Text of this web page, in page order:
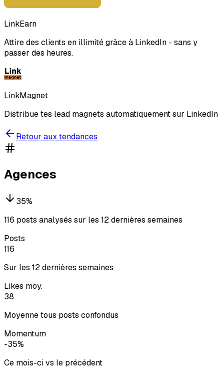
LinkEarn
Attire des clients en illimité grâce à LinkedIn - sans y
passer des heures.
LinkMagnet
Distribue tes lead magnets automatiquement sur LinkedIn
Retour aux tendances
Agences
35%
116 posts analysés sur les 12 dernières semaines
Posts
116
Sur les 12 dernières semaines
Likes moy.
38
Moyenne tous posts confondus
Momentum
-35%
Ce mois-ci vs le précédent